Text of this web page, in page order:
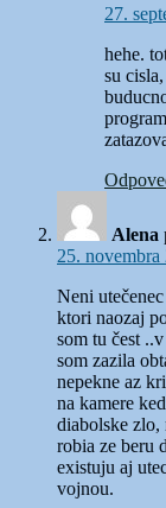
27.
hehe.
su
Alena
25.
Neni
ktori naozaj
som tu čest
som zazila
nepekne az
na kamere
diabolske zlo,
robia ze beru
existuju aj
vojnou.